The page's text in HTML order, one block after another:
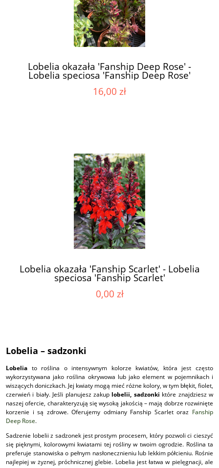
Lobelia okazała 'Fanship Deep Rose' -
Lobelia speciosa 'Fanship Deep Rose'
16,00 zł
Lobelia okazała 'Fanship Scarlet' - Lobelia
speciosa 'Fanship Scarlet'
0,00 zł
Lobelia – sadzonki
Lobelia to roślina o intensywnym kolorze kwiatów, która jest często
wykorzystywana jako roślina okrywowa lub jako element w pojemnikach i
wiszących doniczkach. Jej kwiaty mogą mieć różne kolory, w tym błękit, fiolet,
czerwień i biały. Jeśli planujesz zakup lobelii, sadzonki które znajdziesz w
naszej ofercie, charakteryzują się wysoką jakością – mają dobrze rozwinięte
korzenie i są zdrowe. Oferujemy odmiany Fanship Scarlet oraz Fanship
Deep Rose.
Sadzenie lobelii z sadzonek jest prostym procesem, który pozwoli ci cieszyć
się pięknymi, kolorowymi kwiatami tej rośliny w twoim ogrodzie. Roślina ta
preferuje stanowiska o pełnym nasłonecznieniu lub lekkim półcieniu. Rośnie
najlepiej w żyznej, próchnicznej glebie. Lobelia jest łatwa w pielęgnacji, ale